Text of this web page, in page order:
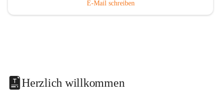
E-Mail schreiben
Herzlich willkommen